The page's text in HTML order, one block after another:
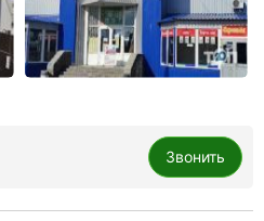
Звонить